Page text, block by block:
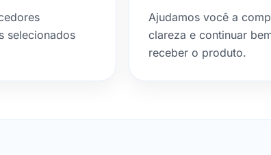
selecionados
Ajudamos você a
clareza e continuar
receber o produto.